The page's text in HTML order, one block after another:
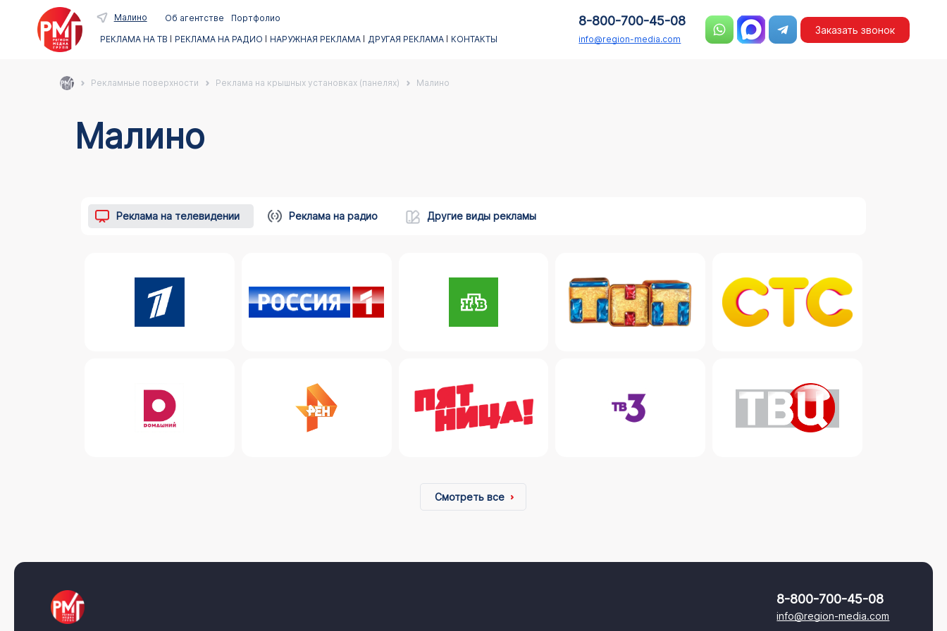
Малино Об агентстве
Портфолио
РЕКЛАМА НА ТВ
РЕКЛАМА НА РАДИО НАРУЖНАЯ РЕКЛАМА ДРУГАЯ РЕКЛАМА КОНТАКТЫ
8-800-700-45-08
info@region-media.com
Заказать звонок
Рекламные поверхности Реклама на крышных установках (панелях) Малино
Малино
Реклама на телевидении Реклама на радио Другие виды рекламы
Смотреть все
8-800-700-45-08
info@region-media.com